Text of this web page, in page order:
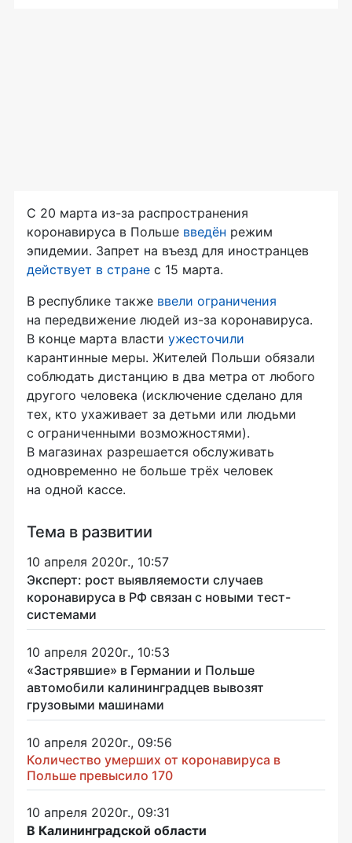
С 20 марта из-за распространения
коронавируса в Польше введён режим
эпидемии. Запрет на въезд для иностранцев
действует в стране с 15 марта.
В республике также ввели ограничения
на передвижение людей из-за коронавируса.
В конце марта власти ужесточили
карантинные меры. Жителей Польши обязали
соблюдать дистанцию в два метра от любого
другого человека (исключение сделано для
тех, кто ухаживает за детьми или людьми
с ограниченными возможностями).
В магазинах разрешается обслуживать
одновременно не больше трёх человек
на одной кассе.
Тема в развитии
10 апреля 2020г., 10:57
Эксперт: рост выявляемости случаев
коронавируса в РФ связан с новыми тест-
системами
10 апреля 2020г., 10:53
«Застрявшие» в Германии и Польше
автомобили калининградцев вывозят
грузовыми машинами
10 апреля 2020г., 09:56
Количество умерших от коронавируса в
Польше превысило 170
10 апреля 2020г., 09:31
В Калининградской области